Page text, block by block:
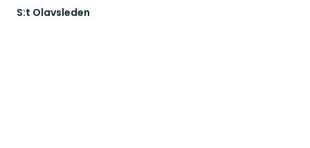
S:t Olavsleden